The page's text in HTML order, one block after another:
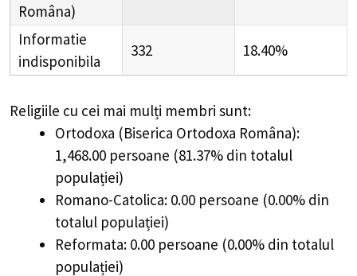
Româna)
Informatie
indisponibila
332 18.40%
Religiile cu cei mai mulți membri sunt:
Ortodoxa (Biserica Ortodoxa Româna):
1,468.00 persoane (81.37% din totalul
populației)
Romano-Catolica: 0.00 persoane (0.00% din
totalul populației)
Reformata: 0.00 persoane (0.00% din totalul
populației)